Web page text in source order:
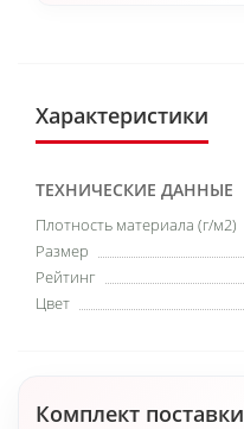
Характеристики
ТЕХНИЧЕСКИЕ ДАННЫЕ
Плотность материала (г/м2)
Размер
Рейтинг
Цвет
Комплект поставки